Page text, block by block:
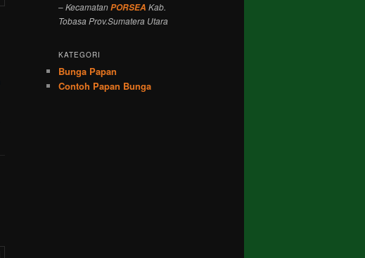
–KecamatanPORSEA Kab.
Tobasa Prov.Sumatera Utara
KATEGORI
Bunga Papan
Contoh Papan Bunga